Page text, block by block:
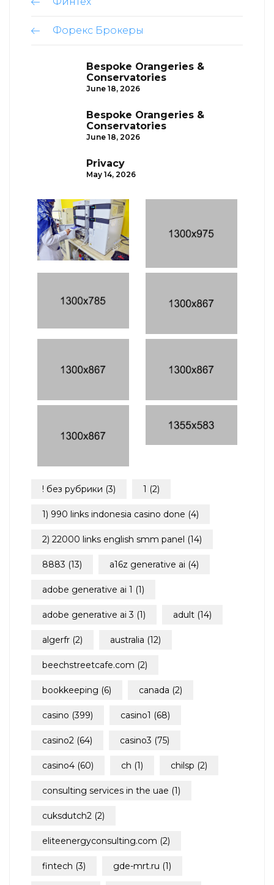
Форекс Брокеры
Bespoke Orangeries &
Conservatories
June 18, 2026
Bespoke Orangeries &
Conservatories
June 18, 2026
Privacy
May 14, 2026
! без рубрики (3) 1 (2)
1) 990 links indonesia casino done (4)
2) 22000 links english smm panel (14)
8883 (13) a16z generative ai (4)
adobe generative ai 1 (1)
adobe generative ai 3 (1) adult (14)
algerfr (2) australia (12)
beechstreetcafe.com (2)
bookkeeping (6) canada (2)
casino (399) casino1 (68)
casino2 (64) casino3 (75)
casino4 (60) ch (1) chilsp (2)
consulting services in the uae (1)
cuksdutch2 (2)
eliteenergyconsulting.com (2)
fintech (3) gde-mrt.ru (1)